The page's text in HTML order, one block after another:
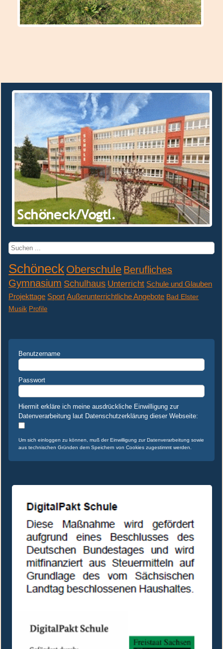
Suchen
Schöneck Oberschule Berufliches
Gymnasium Schulhaus Unterricht Schule und Glauben
Projekttage Sport Außerunterrichtliche Angebote Bad Elster
Musik Profile
Benutzername
Passwort
Hiermit erkläre ich meine ausdrückliche Einwilligung zur
Datenverarbeitung laut Datenschutzerklärung dieser Webseite:
Um sich einloggen zu können, muß der Einwilligung zur Datenverarbeitung sowie
aus technischen Gründen dem Speichern von Cookies zugestimmt werden.